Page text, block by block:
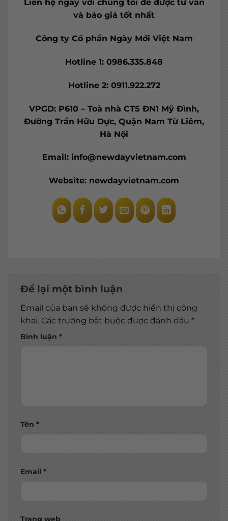
Liên hệ ngay với chúng tôi để được tư vấn
và báo giá tốt nhất
Công ty Cổ phần Ngày Mới Việt Nam
Hotline 1: 0986.335.848
Hotline 2: 0911.922.272
VPGD: P610 – Toà nhà CT5 ĐN1 Mỹ Đình,
Đường Trần Hữu Dực, Quận Nam Từ Liêm,
Hà Nội
Email: info@newdayvietnam.com
Website: newdayvietnam.com
Để lại một bình luận
Email của bạn sẽ không được hiển thị công
khai. Các trường bắt buộc được đánh dấu *
Bình luận *
Tên *
Email *
Trang web